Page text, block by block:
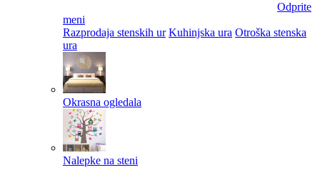
Odprite
meni
Razprodaja stenskih ur Kuhinjska ura Otroška stenska
ura
Okrasna ogledala
Nalepke na steni